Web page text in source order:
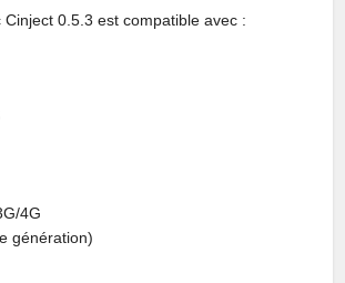
Cinject 0.5.3 est compatible avec :
4G
génération)